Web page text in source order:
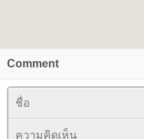
Comment